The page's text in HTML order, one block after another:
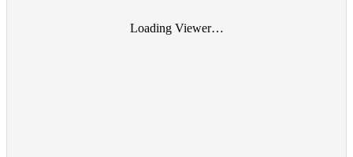
Loading Viewer…